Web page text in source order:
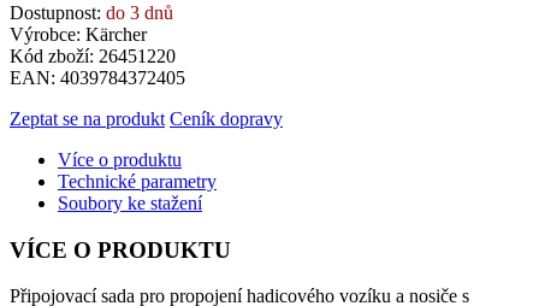
Dostupnost: do 3 dnů
Výrobce: Kärcher
Kód zboží: 26451220
EAN: 4039784372405
Zeptat se na produkt Ceník dopravy
Více o produktu
Technické parametry
Soubory ke stažení
VÍCE O PRODUKTU
Připojovací sada pro propojení hadicového vozíku a nosiče s